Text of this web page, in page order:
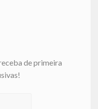
de primeira